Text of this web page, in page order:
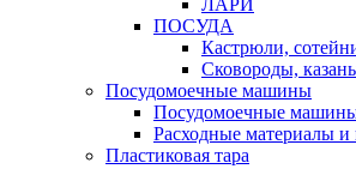
ЛАРИ
ПОСУДА
Кастрюли,
Сковороды,
Посудомоечные машины
Посудомоечные
Расходные материалы
Пластиковая тара